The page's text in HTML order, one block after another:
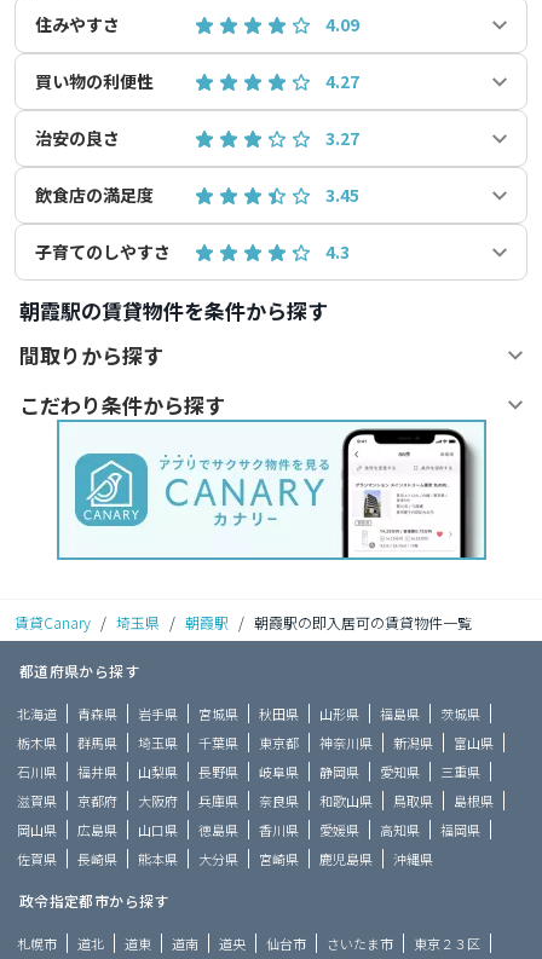
住みやすさ
4.09
買い物の利便性 4.27
治安の良さ 3.27
飲食店の満足度 3.45
子育てのしやすさ 4.3
朝霞駅の賃貸物件を条件から探す
間取りから探す
こだわり条件から探す
賃貸Canary / 埼玉県 / 朝霞駅 / 朝霞駅の即入居可の賃貸物件一覧
都道府県から探す
北海道 青森県 岩手県 宮城県 秋田県 山形県 福島県
茨城県
栃木県
群馬県 埼玉県 千葉県 東京都 神奈川県 新潟県
富山県
石川県
福井県 山梨県 長野県 岐阜県 静岡県 愛知県
三重県
滋賀県
京都府 大阪府 兵庫県 奈良県 和歌山県 鳥取県
島根県
岡山県
広島県 山口県 徳島県 香川県 愛媛県 高知県
福岡県
佐賀県
長崎県 熊本県 大分県 宮崎県 鹿児島県 沖縄県
政令指定都市から探す
札幌市 道北 道東 道南 道央 仙台市 さいたま市 東京２３区